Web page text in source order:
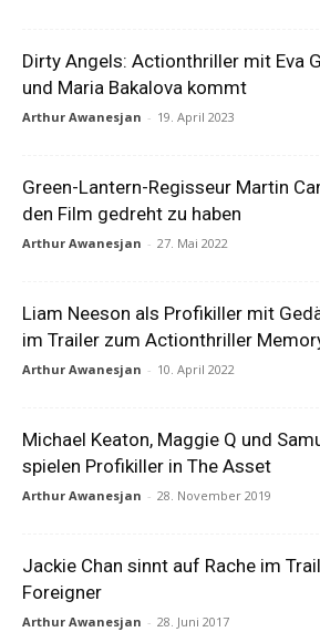
Dirty Angels: Actionthriller mit Eva
und Maria Bakalova kommt
Arthur Awanesjan - 19. April 2023
Green-Lantern-Regisseur Martin
den Film gedreht zu haben
Arthur Awanesjan - 27. Mai 2022
Liam Neeson als Profikiller mit
im Trailer zum Actionthriller
Arthur Awanesjan - 10. April 2022
Michael Keaton, Maggie Q und
spielen Profikiller in The Asset
Arthur Awanesjan - 28. November 2019
Jackie Chan sinnt auf Rache im
Foreigner
Arthur Awanesjan - 28. Juni 2017